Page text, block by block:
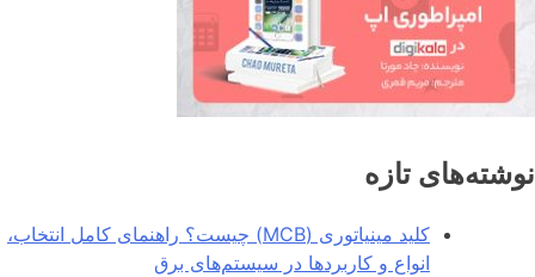
تازه
کلید مینیاتوری (MCB) چیست؟ راهنمای کامل انتخاب،
انواع و کاربردها در سیستم‌های برق